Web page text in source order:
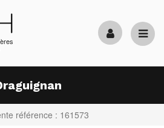
référence : 161573